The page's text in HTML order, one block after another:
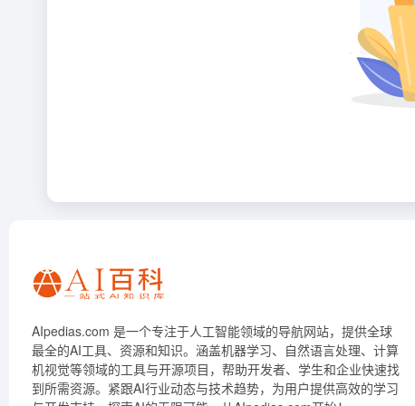
AIpedias.com 是一个专注于人工智能领域的导航网站，提供全球
最全的AI工具、资源和知识。涵盖机器学习、自然语言处理、计算
机视觉等领域的工具与开源项目，帮助开发者、学生和企业快速找
到所需资源。紧跟AI行业动态与技术趋势，为用户提供高效的学习